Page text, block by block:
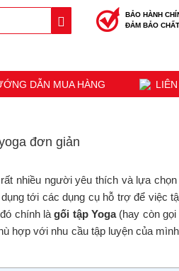
BẢO HÀNH
ĐẢM BẢO
DẪN MUA HÀNG
đơn giản
nhiều người yêu thích và lựa
tới các dụng cụ hỗ trợ để việc
chính làgối tập Yoga (hay còn
hợp với nhu cầu tập luyện của